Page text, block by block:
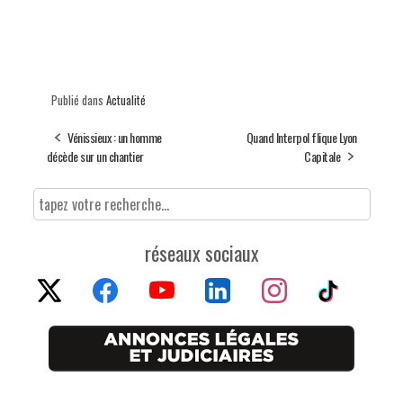
Publié dans Actualité
Vénissieux : un homme
décède sur un chantier
Quand Interpol flique Lyon
Capitale
réseaux sociaux